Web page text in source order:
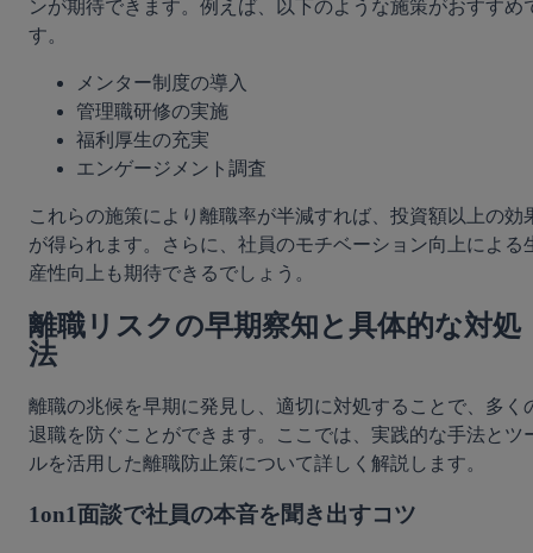
ンが期待できます。例えば、以下のような施策がおすすめ
す。
メンター制度の導入
管理職研修の実施
福利厚生の充実
エンゲージメント調査
これらの施策により離職率が半減すれば、投資額以上の効
が得られます。さらに、社員のモチベーション向上による
産性向上も期待できるでしょう。
離職リスクの早期察知と具体的な対処
法
離職の兆候を早期に発見し、適切に対処することで、多く
退職を防ぐことができます。ここでは、実践的な手法とツ
ルを活用した離職防止策について詳しく解説します。
1on1面談で社員の本音を聞き出すコツ